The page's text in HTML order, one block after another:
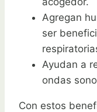
Agregan
ser
Ayudan a
ondas
Con estos